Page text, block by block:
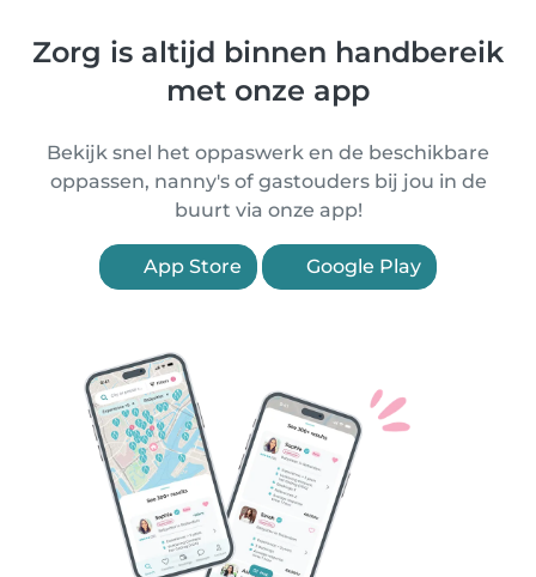
Zorg is altijd binnen handbereik
met onze app
Bekijk snel het oppaswerk en de beschikbare
oppassen, nanny's of gastouders bij jou in de
buurt via onze app!
App Store Google Play